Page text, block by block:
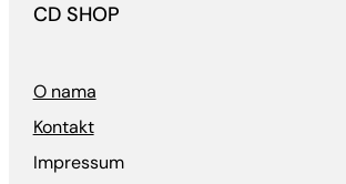
CD SHOP
O nama
Kontakt
Impressum